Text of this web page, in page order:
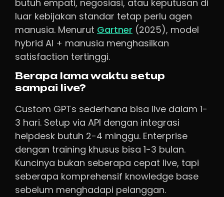
butuh empati, negosiasi, atau keputusan di
luar kebijakan standar tetap perlu agen
manusia. Menurut Gartner (2025), model
hybrid AI + manusia menghasilkan
satisfaction tertinggi.
Berapa lama waktu setup
sampai live?
Custom GPTs sederhana bisa live dalam 1-
3 hari. Setup via API dengan integrasi
helpdesk butuh 2-4 minggu. Enterprise
dengan training khusus bisa 1-3 bulan.
Kuncinya bukan seberapa cepat live, tapi
seberapa komprehensif knowledge base
sebelum menghadapi pelanggan.